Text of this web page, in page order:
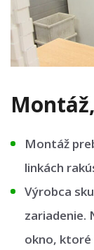
Montáž
linkách
Výrobca
zariadenie.
okno, ktoré